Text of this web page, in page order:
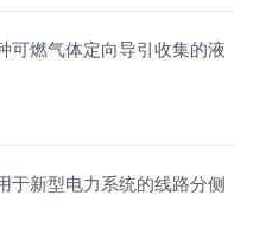
可燃气体定向导引收集的液
于新型电力系统的线路分侧